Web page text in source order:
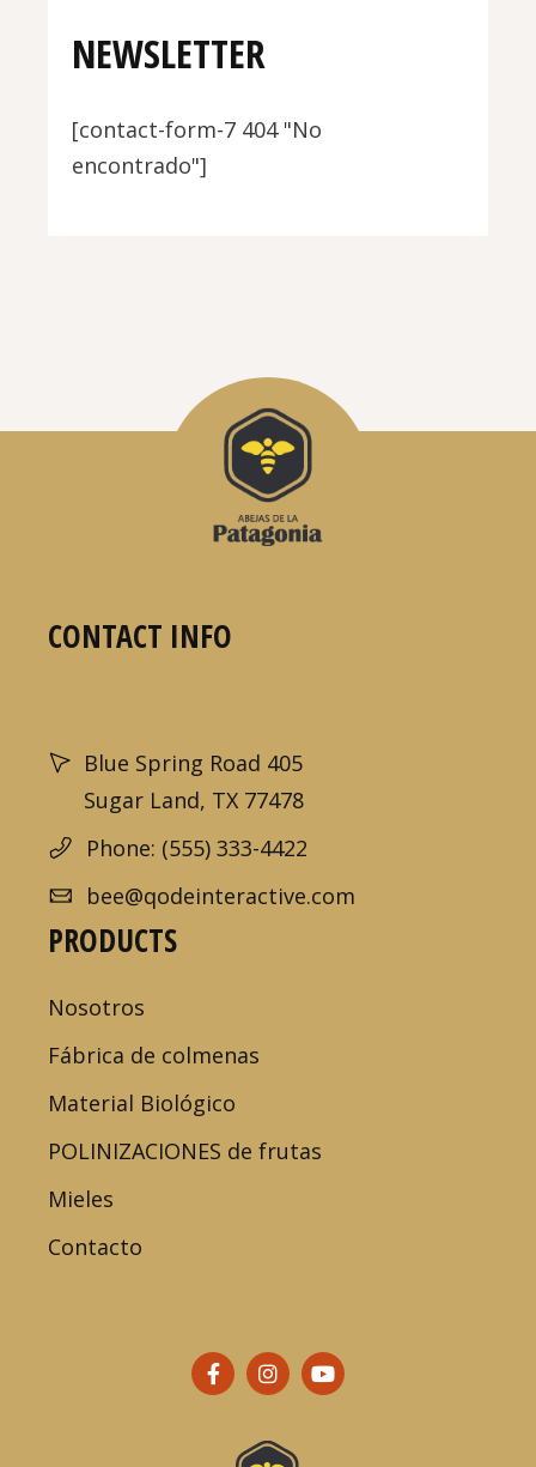
NEWSLETTER
[contact-form-7 404 "No
encontrado"]
CONTACT INFO
Blue Spring Road 405
Sugar Land, TX 77478
Phone: (555) 333-4422
bee@qodeinteractive.com
PRODUCTS
Nosotros
Fábrica de colmenas
Material Biológico
POLINIZACIONES de frutas
Mieles
Contacto